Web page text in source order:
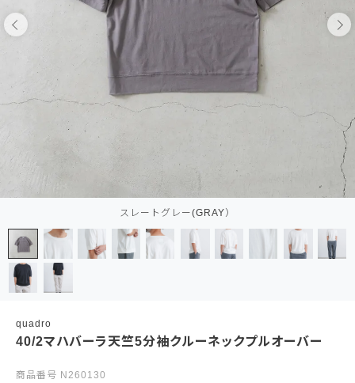
スレートグレー(GRAY）
quadro
40/2マハバーラ天竺5分袖クルーネックプルオーバー
商品番号 N260130